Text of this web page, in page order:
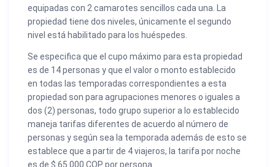
equipadas con 2 camarotes sencillos cada una. La
propiedad tiene dos niveles, únicamente el segundo
nivel está habilitado para los huéspedes.
Se especifica que el cupo máximo para esta propiedad
es de 14 personas y que el valor o monto establecido
en todas las temporadas correspondientes a esta
propiedad son para agrupaciones menores o iguales a
dos (2) personas, todo grupo superior a lo establecido
maneja tarifas diferentes de acuerdo al número de
personas y según sea la temporada además de esto se
establece que a partir de 4 viajeros, la tarifa por noche
es de $ 65.000 COP por persona.